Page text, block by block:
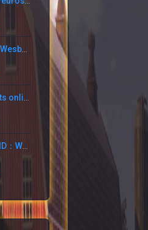
在線購買雅思證書 (微信 ID：Wesbutman) 購買GREE、NCE、雅思、托福、PTE、CPSO、學位及其他文件
購買加拿大居民許可證 (微信ID：Wesbutman) Buy canadian resident permit (WhatsApp：+1 (754) 279-5912)